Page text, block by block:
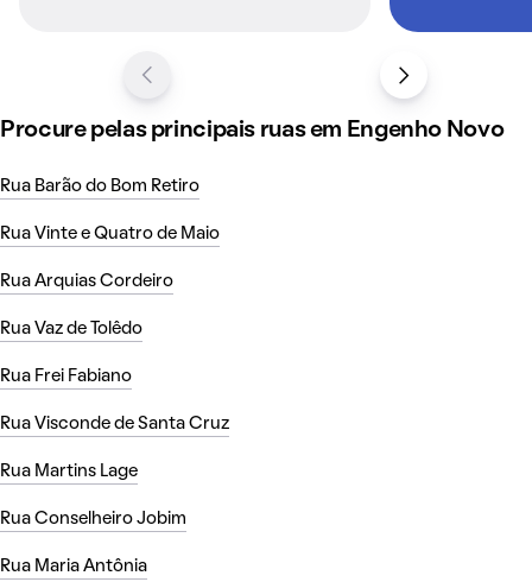
Procure pelas principais ruas em Engenho Novo
Rua Barão do Bom Retiro
Rua Vinte e Quatro de Maio
Rua Arquias Cordeiro
Rua Vaz de Tolêdo
Rua Frei Fabiano
Rua Visconde de Santa Cruz
Rua Martins Lage
Rua Conselheiro Jobim
Rua Maria Antônia